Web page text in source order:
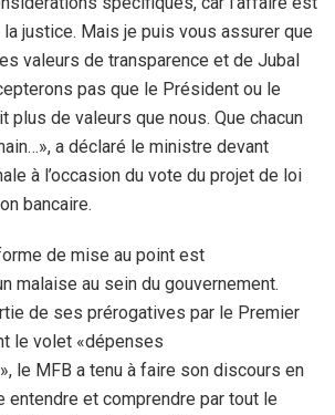
justice. Mais je puis vous assurer que
valeurs de transparence et de Jubal
pas que le Président ou le
plus de valeurs que nous. Que chacun
a déclaré le ministre devant
à l’occasion du vote du projet de loi
bancaire.
de mise au point est
malaise au sein du gouvernement.
de ses prérogatives par le Premier
le volet «dépenses
le MFB a tenu à faire son discours en
entendre et comprendre par tout le